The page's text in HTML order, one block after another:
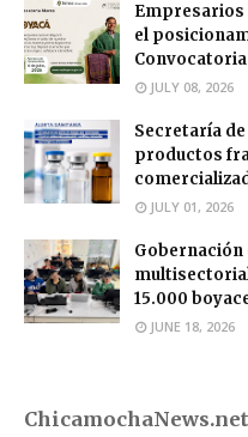
el
Convocatoria
JULY 08, 2026
Secretaría
productos
JULY 01, 2026
Gobernación
15.000
JUNE 18, 2026